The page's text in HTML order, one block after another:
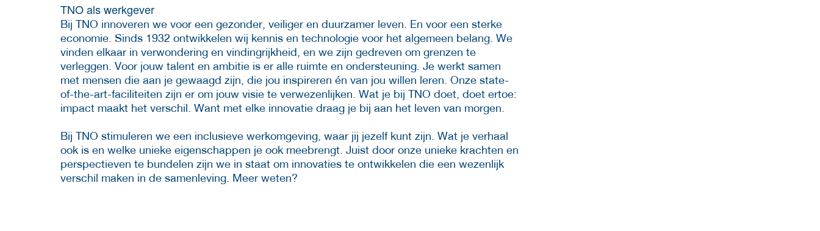
TNO als werkgever
Bij TNO innoveren we voor een gezonder, veiliger en duurzamer leven. En voor een sterke
economie. Sinds 1932 ontwikkelen wij kennis en technologie voor het algemeen belang. We
vinden elkaar in verwondering en vindingrijkheid, en we zijn gedreven om grenzen te
verleggen. Voor jouw talent en ambitie is er alle ruimte en ondersteuning. Je werkt samen
met mensen die aan je gewaagd zijn, die jou inspireren én van jou willen leren. Onze state-
of-the-art-faciliteiten zijn er om jouw visie te verwezenlijken. Wat je bij TNO doet, doet ertoe:
impact maakt het verschil. Want met elke innovatie draag je bij aan het leven van morgen.
Bij TNO stimuleren we een inclusieve werkomgeving, waar jij jezelf kunt zijn. Wat je verhaal
ook is en welke unieke eigenschappen je ook meebrengt. Juist door onze unieke krachten en
perspectieven te bundelen zijn we in staat om innovaties te ontwikkelen die een wezenlijk
verschil maken in de samenleving. Meer weten?